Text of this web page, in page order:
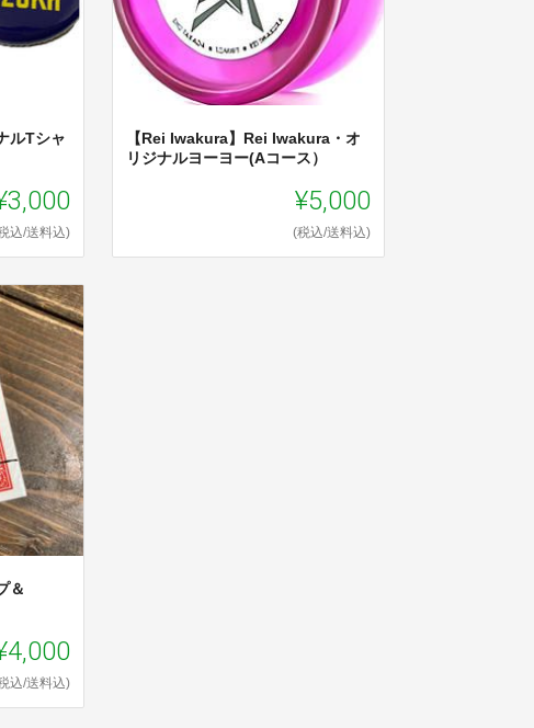
ルTシャ
込/送料込)
【Rei Iwakura】Rei Iwakura・オ
リジナルヨーヨー(Aコース）
¥5,000
(税込/送料込)
＆
込/送料込)